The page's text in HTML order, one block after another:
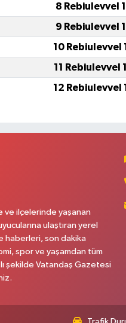
8 Rebiulevvel
9 Rebiulevvel
10 Rebiulevvel
11 Rebiulevvel
12 Rebiulevvel
ve ilçelerinde yaşanan
ulaştıran yerel
haberleri, son dakika
spor ve yaşamdan tüm
şekilde Vatandaş Gazetesi